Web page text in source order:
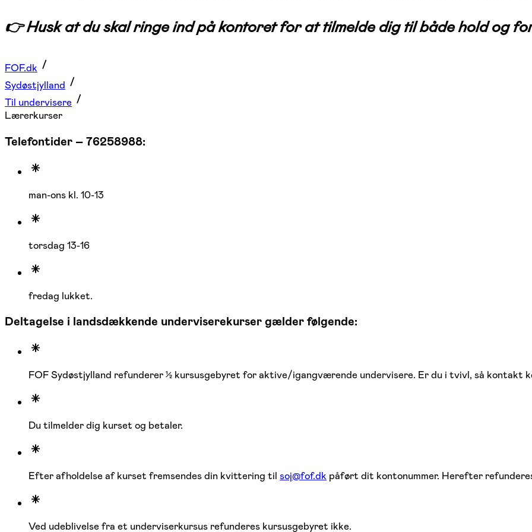
👉 Husk at du skal ringe ind på kontoret for at tilmelde dig til både hold og
FOF.dk
Sydøstjylland
Til undervisere
Lærerkurser
Telefontider – 76258988:
man-ons kl. 10-13
torsdag 13-16
fredag lukket.
Deltagelse i landsdækkende underviserekurser gælder følgende:
FOF Sydøstjylland refunderer ½ kursusgebyret for aktive/igangværende undervisere. Er du i tvivl, så kontakt
Du tilmelder dig kurset og betaler.
Efter afholdelse af kurset fremsendes din kvittering til soj@fof.dk påført dit kontonummer. Herefter
Ved udeblivelse fra et underviserkursus refunderes kursusgebyret ikke.